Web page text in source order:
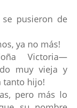
pusieron de
ya no más!
Victoria—
muy vieja y
tanto hijo!
pero más lo